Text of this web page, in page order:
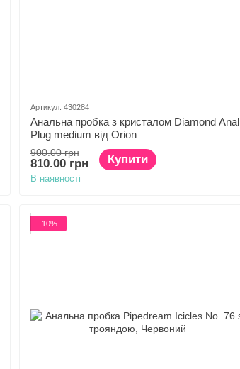
Артикул: 430284
Анальна пробка з кристалом Diamond Anal
Plug medium від Orion
900.00 грн
810.00 грн Купити
В наявності
−10%